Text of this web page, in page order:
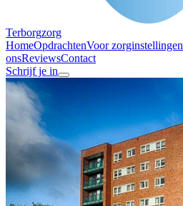
Terborgzorg
HomeOpdrachtenVoor zorginstellingen
onsReviewsContact
Schrijf je in